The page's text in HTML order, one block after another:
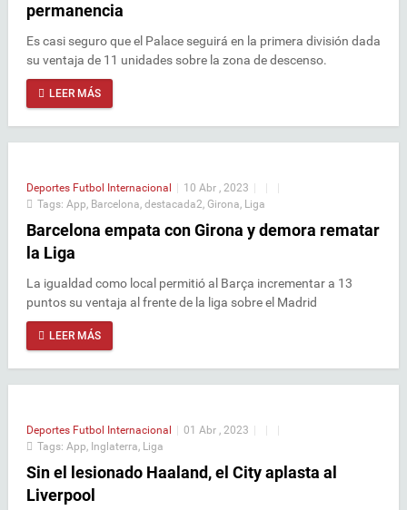
permanencia
Es casi seguro que el Palace seguirá en la primera división dada
su ventaja de 11 unidades sobre la zona de descenso.
LEER MÁS
Deportes Futbol Internacional 10 Abr , 2023
Tags: App, Barcelona, destacada2, Girona, Liga
Barcelona empata con Girona y demora rematar
la Liga
La igualdad como local permitió al Barça incrementar a 13
puntos su ventaja al frente de la liga sobre el Madrid
LEER MÁS
Deportes Futbol Internacional 01 Abr , 2023
Tags: App, Inglaterra, Liga
Sin el lesionado Haaland, el City aplasta al
Liverpool